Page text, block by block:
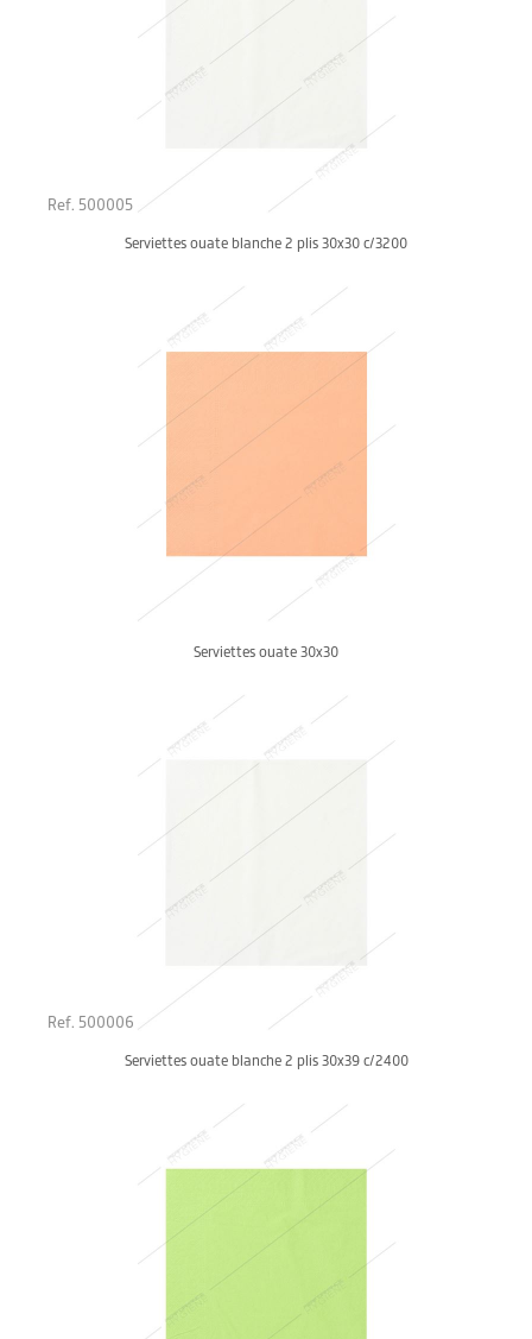
Ref. 500005
Serviettes ouate blanche 2 plis 30x30 c/3200
Serviettes ouate 30x30
Ref. 500006
Serviettes ouate blanche 2 plis 30x39 c/2400